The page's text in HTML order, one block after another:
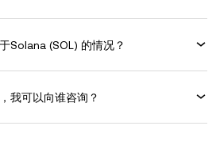
Solana (SOL) 的情况？
我可以向谁咨询？